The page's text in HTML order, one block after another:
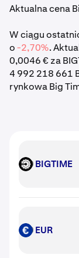
Aktualna cena
W ciągu
o-2,70%.
0,0046 € za
4 992 218 661
rynkowa Big
BIGTIME BIGTIME
EUR EUR